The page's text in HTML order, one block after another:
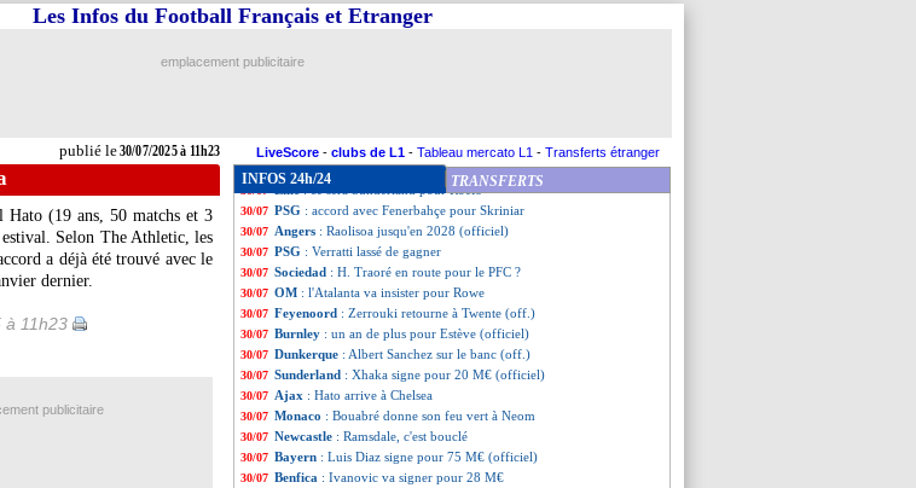
publié le30/07/2025 à 11h23
Les Infos du Football Français et Etranger
emplacement publicitaire
LiveScore - clubs de L1 - Tableau mercato L1 - Transferts étranger
Hato (19 ans, 50 matchs et 3
Selon The Athletic, les
a déjà été trouvé avec le
dernier.
à 11h23
INFOS 24h/24 TRANSFERTS
30/07 Botafogo: D. Ancelotti, un fardeau à assumer
30/07 Allemagne: Neuer prêt à revenir ?
30/07 Palace
30/07 Everton : deux alternatives à Fofana
30/07 Chelsea: 29 M€ demandés pour Broja
: ce sera Sunderland pour Roefs
30/07 PSG : accord avec Fenerbahçe pour Skriniar
30/07 Angers : Raolisoa jusqu'en 2028 (officiel)
30/07 PSG : Verratti lassé de gagner
30/07 Sociedad : H. Traoré en route pour le PFC ?
30/07 OM : l'Atalanta va insister pour Rowe
30/07 Feyenoord : Zerrouki retourne à Twente (off.)
30/07 Burnley : un an de plus pour Estève (officiel)
30/07 Dunkerque : Albert Sanchez sur le banc (off.)
30/07 Sunderland : Xhaka signe pour 20 M€ (officiel)
30/07 Ajax : Hato arrive à Chelsea
30/07 Monaco : Bouabré donne son feu vert à Neom
30/07 Newcastle : Ramsdale, c'est bouclé
30/07 Bayern : Luis Diaz signe pour 75 M€ (officiel)
30/07 Benfica : Ivanovic va signer pour 28 M€
publicitaire